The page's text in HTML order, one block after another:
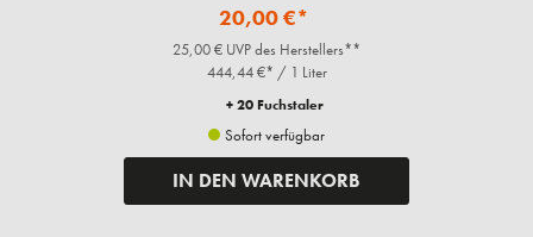
20,00 €*
25,00 € UVP des Herstellers**
444,44 €* / 1 Liter
+ 20 Fuchstaler
Sofort verfügbar
IN DEN WARENKORB